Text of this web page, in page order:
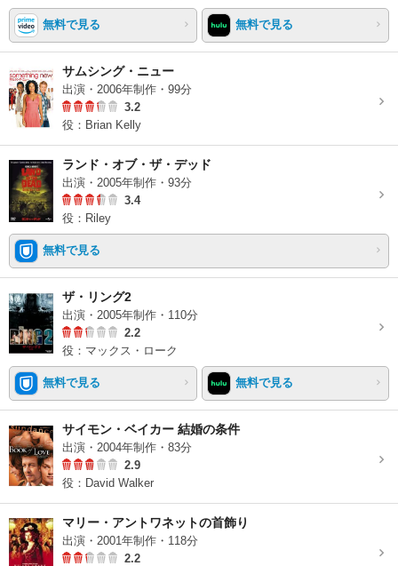
無料で見る 無料で見る
サムシング・ニュー
出演・2006年制作・99分
3.2
役：Brian Kelly
ランド・オブ・ザ・デッド
出演・2005年制作・93分
3.4
役：Riley
無料で見る
ザ・リング2
出演・2005年制作・110分
2.2
役：マックス・ローク
無料で見る 無料で見る
サイモン・ベイカー 結婚の条件
出演・2004年制作・83分
2.9
役：David Walker
マリー・アントワネットの首飾り
出演・2001年制作・118分
2.2